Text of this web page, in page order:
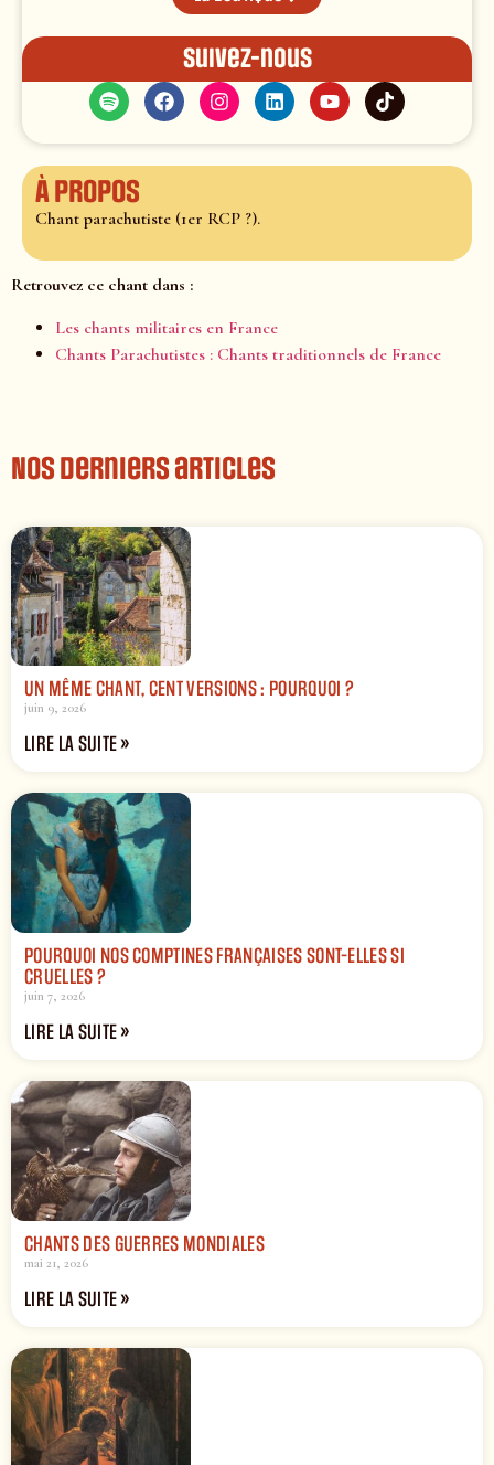
Suivez-nous
À propos
Chant parachutiste (1er RCP ?).
Retrouvez ce chant dans :
Les chants militaires en France
Chants Parachutistes : Chants traditionnels de France
Nos derniers articles
UN MÊME CHANT, CENT VERSIONS : POURQUOI ?
juin 9, 2026
LIRE LA SUITE »
POURQUOI NOS COMPTINES FRANÇAISES SONT-ELLES SI
CRUELLES ?
juin 7, 2026
LIRE LA SUITE »
CHANTS DES GUERRES MONDIALES
mai 21, 2026
LIRE LA SUITE »